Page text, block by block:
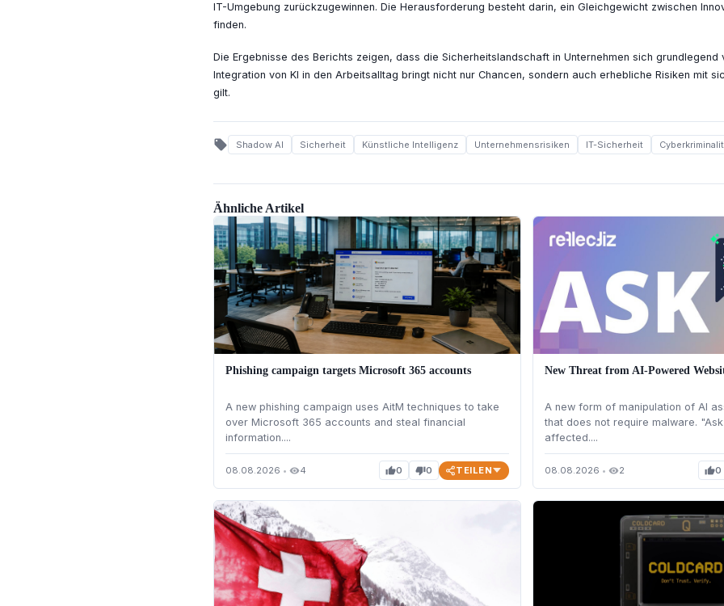
IT-Umgebung zurückzugewinnen. Die Herausforderung besteht darin, ein Gleichgewicht zwischen
finden.
Die Ergebnisse des Berichts zeigen, dass die Sicherheitslandschaft in Unternehmen sich grundlegend
Integration von KI in den Arbeitsalltag bringt nicht nur Chancen, sondern auch erhebliche Risiken mit
gilt.
local_offer Shadow AI Sicherheit Künstliche Intelligenz Unternehmensrisiken IT-Sicherheit
Ähnliche Artikel
Phishing campaign targets Microsoft 365 accounts
A new phishing campaign uses AitM techniques to take
over Microsoft 365 accounts and steal financial
information....
08.08.2026 • visibility4 thumb_up0 thumb_down0 TEILEN
New Threat from AI-Powered
A new form of manipulation of AI
that does not require malware.
affected....
08.08.2026 • visibility2 thumb_up0